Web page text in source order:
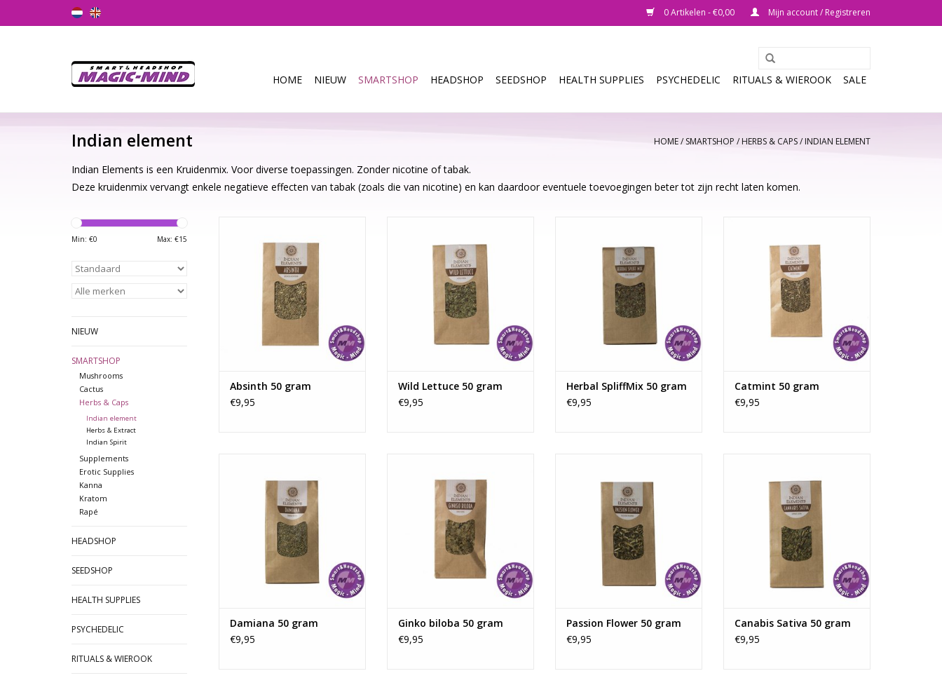
0 Artikelen - €0,00 Mijn account / Registreren
HOME NIEUW SMARTSHOP HEADSHOP SEEDSHOP HEALTH SUPPLIES PSYCHEDELIC RITUALS & WIEROOK SALE
Indian element HOME/SMARTSHOP /HERBS & CAPS/INDIAN ELEMENT
Indian Elements is een Kruidenmix. Voor diverse toepassingen. Zonder nicotine of tabak.
Deze kruidenmix vervangt enkele negatieve effecten van tabak (zoals die van nicotine) en kan daardoor eventuele toevoegingen beter tot zijn recht laten komen.
Min: €0 Max: €15
NIEUW
SMARTSHOP
Mushrooms
Cactus
Herbs & Caps
Indian element
Herbs & Extract
Indian Spirit
Supplements
Erotic Supplies
Kanna
Kratom
Rapé
HEADSHOP
SEEDSHOP
HEALTH SUPPLIES
PSYCHEDELIC
RITUALS & WIEROOK
Het is een vaste plant, die van
nature voorkomt in de
gematigde streken van Europa,
Azië en Noord-Afrika.
TOEVOEGEN AAN WINKELWAGEN
Absinth 50 gram
€9,95
opium, maar milder en het is niet
verslavend. Wild Lettuce heeft als
bijeffect een afrodiserende
werking, maar het is vooral ook
een extract om op te ‘spacen’.
TOEVOEGEN AAN WINKELWAGEN
Wild Lettuce 50 gram
€9,95
combinatie is van verschillende
soorten kruiden. Het kruid heeft
een rustgevende werking. Ook
versterkt Herbal Spliff Mix het
effect van cannabis. Het kan op
verschillende manieren worden
gebruikt, bijvoorb
TOEVOEGEN AAN WINKELWAGEN
Herbal SpliffMix 50 gram
€9,95
familie hoort, evenals munt en
dovenetels. Het heeft een frisse
geur, waardoor vooral katten
zich ook aangetrokken voelen
door de gedroogde bladeren.
TOEVOEGEN AAN WINKELWAGEN
Catmint 50 gram
€9,95
verhogend en psychoactief
effect. Het is al eeuwen populair
in Mexico om zijn medicinale
kracht bij talrijke kwalen. In het
Westen is Damiana vooral
bekend als aphrodisiac en
TOEVOEGEN AAN WINKELWAGEN
Damiana 50 gram
€9,95
voeten, handen en hersenen. Het
wordt normaal gesproken
dagelijks en voor langere tijd
ingenomen ter verbetering van
het geheugen en het
concentratievermogen.
TOEVOEGEN AAN WINKELWAGEN
Ginko biloba 50 gram
€9,95
ontspanning en bevorderen de
kwaliteit van je slaap. Bij grotere
hoeveelheden werkt het licht
hallucinerend. Passiebloem
wordt ook gebruikt als
meditatiethee. Passiebloem is
een MAO-remmer. Om die re...
TOEVOEGEN AAN WINKELWAGEN
Passion Flower 50 gram
€9,95
joint.
TOEVOEGEN AAN WINKELWAGEN
Canabis Sativa 50 gram
€9,95